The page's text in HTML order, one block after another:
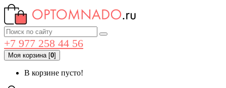
+7 977 258 44 56
Моя корзина[0]
В корзине пусто!